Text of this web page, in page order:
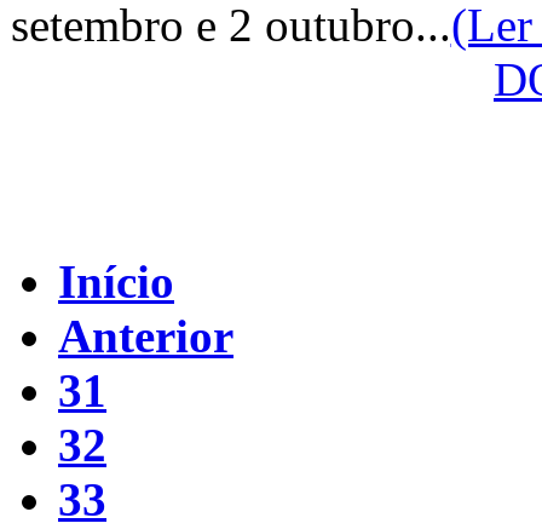
setembro e 2 outubro...
Início
Anterior
31
32
33